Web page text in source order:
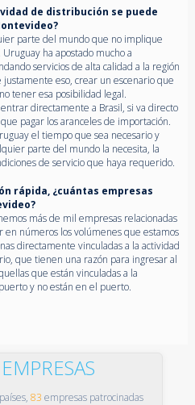
de distribución se puede
parte del mundo que no implique
ha apostado mucho a
servicios de alta calidad a la región
eso, crear un escenario que
tener esa posibilidad legal.
directamente a Brasil, si va directo
pagar los aranceles de importación.
el tiempo que sea necesario y
parte del mundo la necesita, la
de servicio que haya requerido.
rápida, ¿cuántas empresas
más de mil empresas relacionadas
en números los volúmenes que estamos
directamente vinculadas a la actividad
que tienen una razón para ingresar al
que están vinculadas a la
y no están en el puerto.
países, 83 empresas patrocinadas